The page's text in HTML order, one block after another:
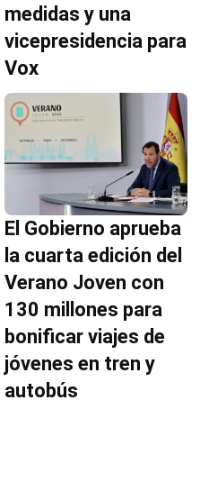
medidas y una
vicepresidencia para
Vox
El Gobierno aprueba
la cuarta edición del
Verano Joven con
130 millones para
bonificar viajes de
jóvenes en tren y
autobús